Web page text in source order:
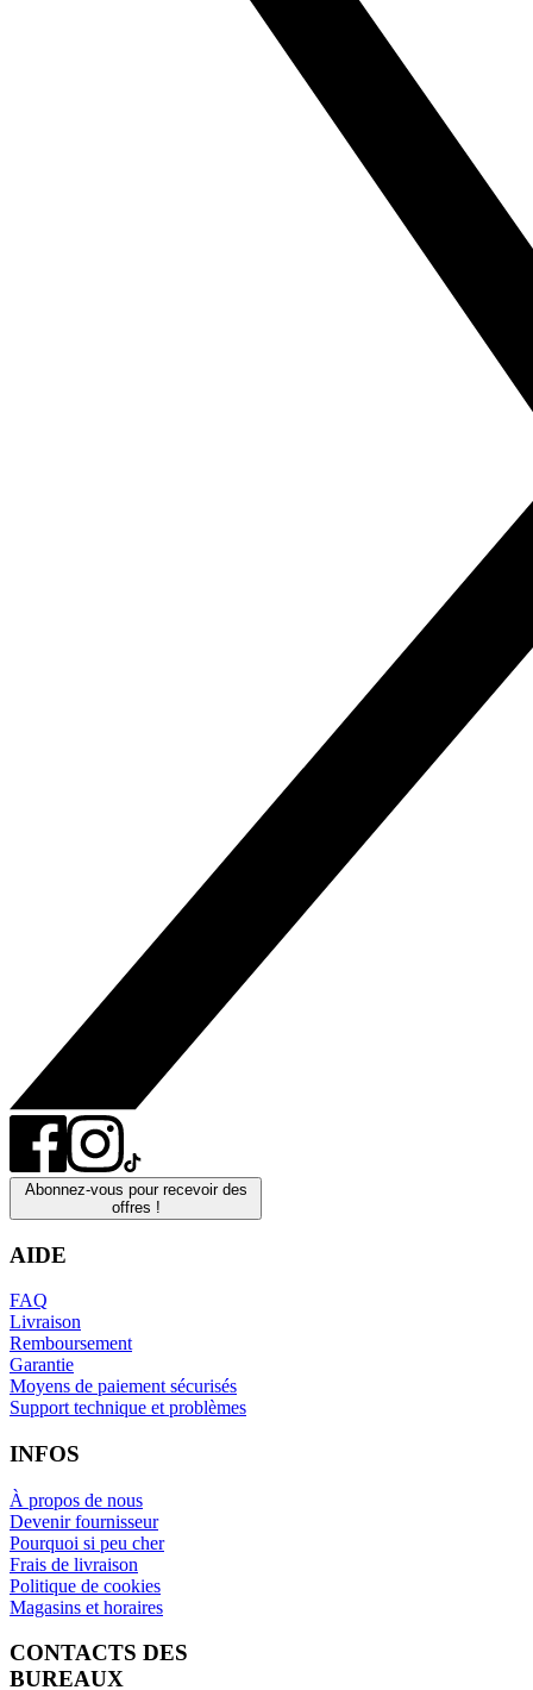
Abonnez-vous pour recevoir des
offres !
AIDE
FAQ
Livraison
Remboursement
Garantie
Moyens de paiement sécurisés
Support technique et problèmes
INFOS
À propos de nous
Devenir fournisseur
Pourquoi si peu cher
Frais de livraison
Politique de cookies
Magasins et horaires
CONTACTS DES
BUREAUX